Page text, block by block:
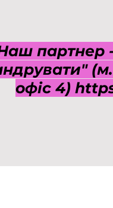
партнер
офіс 4)